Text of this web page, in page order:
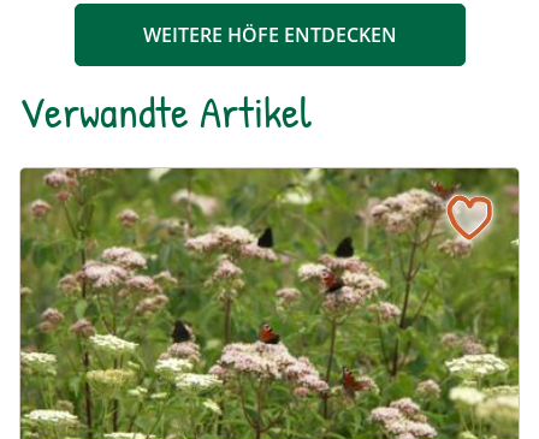
WEITERE HÖFE ENTDECKEN
Verwandte Artikel
Ein blühendes Schmetterlingsbeet für Groß und Klein